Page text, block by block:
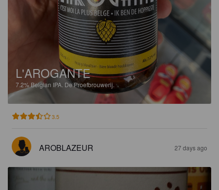
L'AROGANTE
7.2%Belgian IPA. De Proefbrouwerij.
3.5
AROBLAZEUR 27 days ago